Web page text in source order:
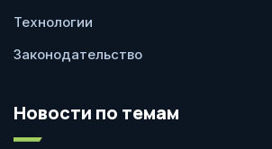
Технологии
Законодательство
Новости по темам